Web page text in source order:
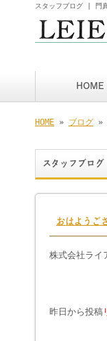
スタッフブログ | 門
HOME
HOME » ブログ »
スタッフブログ
おはようご
株式会社ライ
昨日から投稿